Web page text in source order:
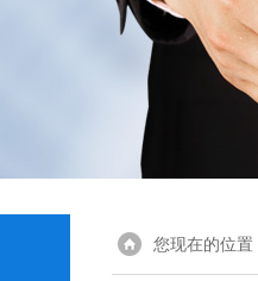
您现在的位置